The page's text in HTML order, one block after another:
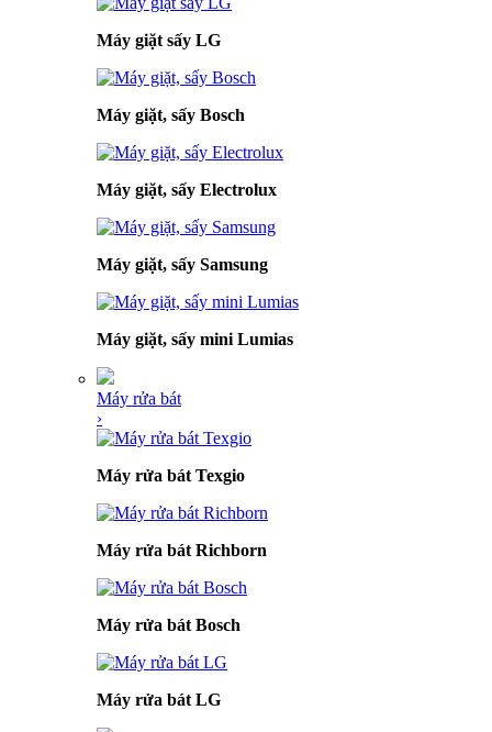
Máy giặt sấy LG
Máy giặt, sấy Bosch
Máy giặt, sấy Electrolux
Máy giặt, sấy Samsung
Máy giặt, sấy mini Lumias
Máy rửa bát
›
Máy rửa bát Texgio
Máy rửa bát Richborn
Máy rửa bát Bosch
Máy rửa bát LG